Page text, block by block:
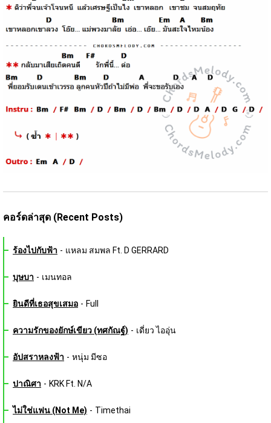
คอร์ดล่าสุด (Recent Posts)
ร้องไปกับฟ้า - แหลม สมพล Ft. D GERRARD
บุษบา - เมนทอล
ยินดีที่เธอสุขเสมอ - Full
ความรักของยักษ์เขียว (ทศกัณฐ์) - เดี่ยว ไออุ่น
อัปสราหลงฟ้า - หนุ่ม มีซอ
ปาณิศา - KRK Ft. N/A
ไม่ใช่แฟน (Not Me) - Timethai